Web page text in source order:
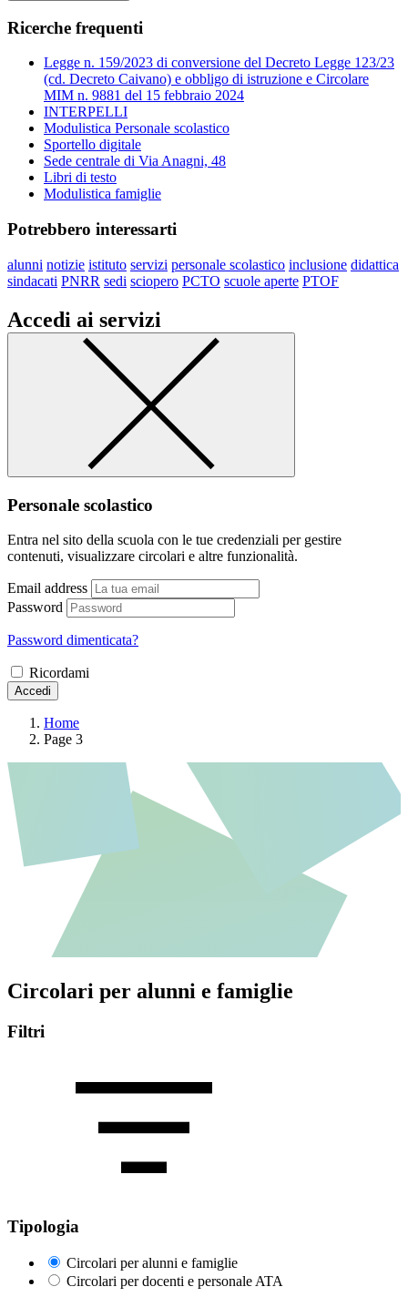
Ricerche frequenti
Legge n. 159/2023 di conversione del Decreto Legge 123/23
(cd. Decreto Caivano) e obbligo di istruzione e Circolare
MIM n. 9881 del 15 febbraio 2024
INTERPELLI
Modulistica Personale scolastico
Sportello digitale
Sede centrale di Via Anagni, 48
Libri di testo
Modulistica famiglie
Potrebbero interessarti
alunni notizie istituto servizi personale scolastico inclusione didattica
sindacati PNRR sedi sciopero PCTO scuole aperte PTOF
Accedi ai servizi
Personale scolastico
Entra nel sito della scuola con le tue credenziali per gestire
contenuti, visualizzare circolari e altre funzionalità.
Email address
Password
Password dimenticata?
Ricordami
Accedi
Home
Page 3
Circolari per alunni e famiglie
Filtri
Tipologia
Circolari per alunni e famiglie
Circolari per docenti e personale ATA